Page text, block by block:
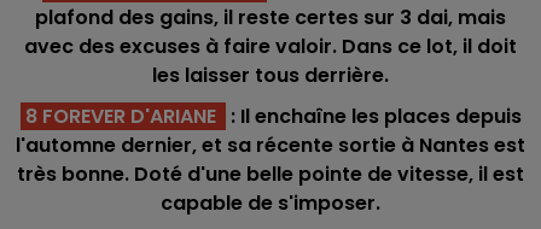
plafond des gains, il reste certes sur 3 dai, mais
avec des excuses à faire valoir. Dans ce lot, il doit
les laisser tous derrière.
8 FOREVER D'ARIANE : Il enchaîne les places depuis
l'automne dernier, et sa récente sortie à Nantes est
très bonne. Doté d'une belle pointe de vitesse, il est
capable de s'imposer.